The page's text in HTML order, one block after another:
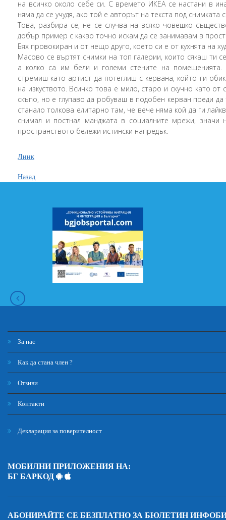
на всичко около себе си. С времето ИКЕА се настани в
няма да се учудя, ако той е авторът на текста под снимката
Това, разбира се, не се случва на всяко човешко
добър пример с какво точно искам да се занимавам в
Бях провокиран и от нещо друго, което си е от кухнята на
Масово се въртят снимки на топ галерии, които сякаш ти
а колко са им бели и големи стените на
стремиш като артист да потеглиш с кервана, който ги
на изкуството. Всичко това е мило, старо и скучно като
скъпо, но е глупаво да робуваш в подобен керван преди да
станало толкова елитарно там, че вече няма кой да ги
снимал и постнал манджата в социалните мрежи,
пространството бележи истински напредък.
Линк
Назад
За нас
Как да стана член ?
Отзиви
Контакти
Декларация за поверителност
МОБИЛНИ ПРИЛОЖЕНИЯ НА:
БГ БАРКОД
АБОНИРАЙТЕ СЕ БЕЗПЛАТНО ЗА БЮЛЕТИН